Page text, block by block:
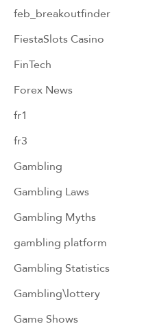
feb_breakoutfinder
FiestaSlots Casino
FinTech
Forex News
fr1
fr3
Gambling
Gambling Laws
Gambling Myths
gambling platform
Gambling Statistics
Gambling\lottery
Game Shows